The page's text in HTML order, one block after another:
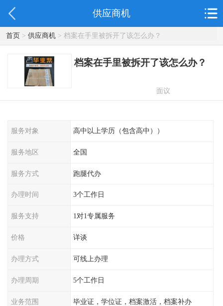
供应商机
首页> 供应商机> 档案在手里被拆开了该怎么办？
档案在手里被拆开了该怎么办？
面议
服务对象 高中以上学历（包含高中））
服务地区 全国
服务方式 跑腿代办
办理时间 3个工作日
服务支持 1对1专属服务
价格 详谈
办理方式 可线上办理
办理周期 5个工作日
业务范围 毕业证，学位证，档案激活，档案补办